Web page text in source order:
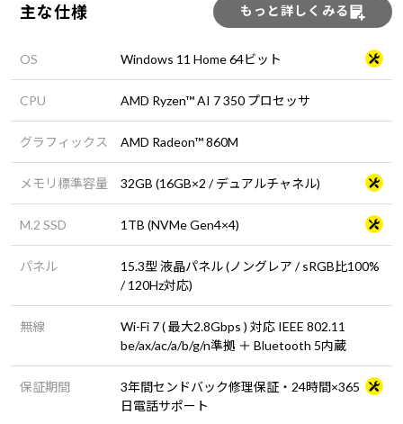
主な仕様 もっと詳しくみる
OS Windows 11 Home 64ビット
CPU AMD Ryzen™ AI 7 350 プロセッサ
グラフィックス AMD Radeon™ 860M
メモリ標準容量 32GB (16GB×2 / デュアルチャネル)
M.2 SSD 1TB (NVMe Gen4×4)
パネル
15.3型 液晶パネル (ノングレア / sRGB比100%
/ 120Hz対応)
無線
Wi-Fi 7 ( 最大2.8Gbps ) 対応 IEEE 802.11
be/ax/ac/a/b/g/n準拠 ＋ Bluetooth 5内蔵
保証期間
3年間センドバック修理保証・24時間×365
日電話サポート